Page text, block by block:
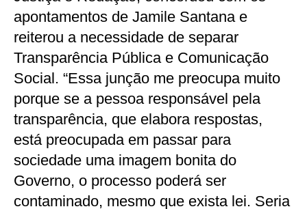
apontamentos de Jamile Santana e
reiterou a necessidade de separar
Transparência Pública e Comunicação
Social. “Essa junção me preocupa muito
porque se a pessoa responsável pela
transparência, que elabora respostas,
está preocupada em passar para
sociedade uma imagem bonita do
Governo, o processo poderá ser
contaminado, mesmo que exista lei. Seria